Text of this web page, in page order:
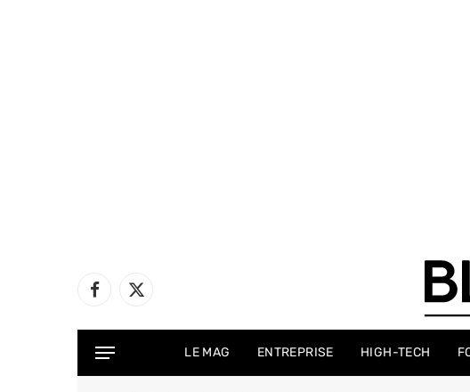
Facebook
X
LE MAG ENTREPRISE HIGH-TECH